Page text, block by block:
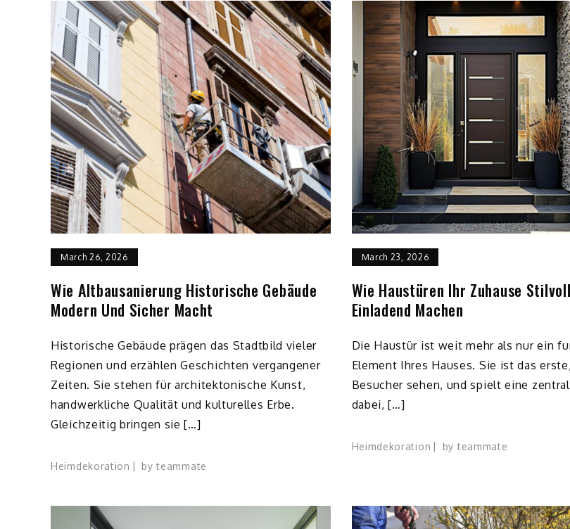
March 26, 2026
Wie Altbausanierung Historische Gebäude
Modern Und Sicher Macht
Historische Gebäude prägen das Stadtbild vieler
Regionen und erzählen Geschichten vergangener
Zeiten. Sie stehen für architektonische Kunst,
handwerkliche Qualität und kulturelles Erbe.
Gleichzeitig bringen sie […]
Heimdekoration byteammate
March 23, 2026
Wie Haustüren Ihr Zuhause
Einladend Machen
Die Haustür ist weit mehr als nur ein
Element Ihres Hauses. Sie ist das
Besucher sehen, und spielt eine
dabei, […]
Heimdekoration byteammate